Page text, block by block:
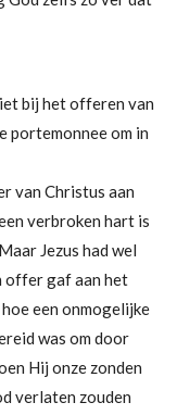
bij het offeren van
portemonnee om in
van Christus aan
verbroken hart is
Jezus had wel
offer gaf aan het
een onmogelijke
was om door
Hij onze zonden
verlaten zouden